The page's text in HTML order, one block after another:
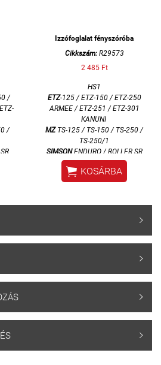
/
/
Izzófoglalat fényszóróba
Cikkszám:R29573
2 485 Ft
HS1
ETZ-125 / ETZ-150 / ETZ-250
ARMEE / ETZ-251 / ETZ-301
KANUNI
MZTS-125 / TS-150 / TS-250 /
TS-250/1
SIMSONENDURO / ROLLER SR
 KOSÁRBA



